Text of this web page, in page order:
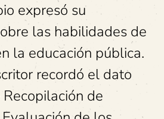
expresó su
las habilidades de
la educación pública.
recordó el dato
de